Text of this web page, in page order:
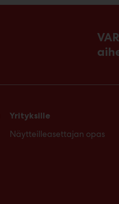
Yrityksille
Näytteilleasettajan opas